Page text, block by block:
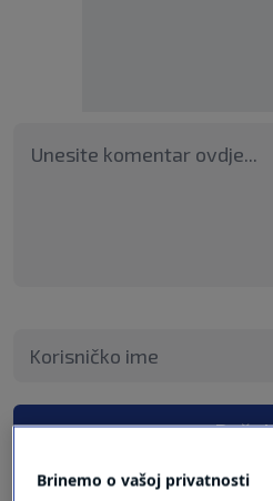
Brinemo o vašoj privatnosti